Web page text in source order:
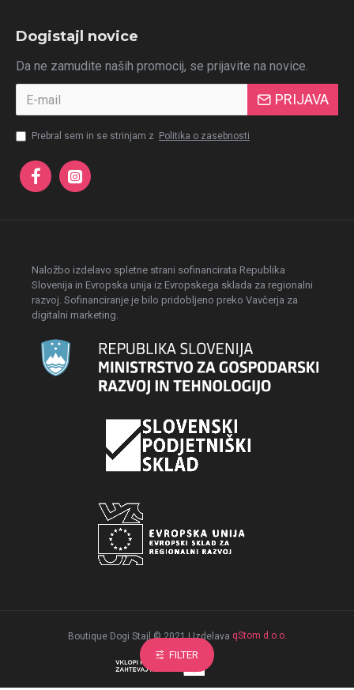
Dogistajl novice
Da ne zamudite naših promocij, se prijavite na novice.
PRIJAVA
Prebral sem in se strinjam z Politika o zasebnosti
Naložbo izdelavo spletne strani sofinancirata Republika
Slovenija in Evropska unija iz Evropskega sklada za regionalni
razvoj. Sofinanciranje je bilo pridobljeno preko Vavčerja za
digitalni marketing.
Boutique Dogi Stajl © 2021 | Izdelava qStom d.o.o.
FILTER